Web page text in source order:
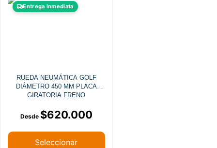
Entrega Inmediata
RUEDA NEUMÁTICA GOLF
DIÁMETRO 450 MM PLACA
GIRATORIA FRENO
$620.000
Seleccionar
producto
opciones
se
pueden
en
la
página